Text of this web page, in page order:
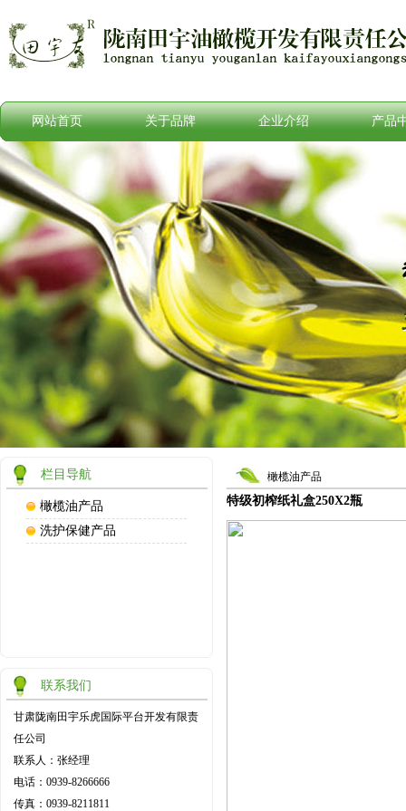
网站首页 关于品牌 企业介绍 产品
栏目导航
橄榄油产品
洗护保健产品
联系我们
甘肃陇南田宇乐虎国际平台开发有限责
任公司
联系人：张经理
电话：0939-8266666
传真：0939-8211811
橄榄油产品
特级初榨纸礼盒250X2瓶